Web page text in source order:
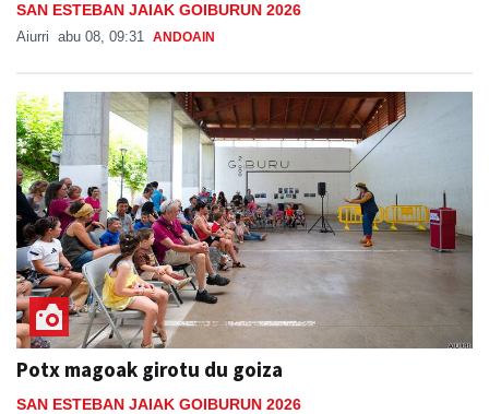
SAN ESTEBAN JAIAK GOIBURUN 2026
Aiurri abu 08, 09:31 ANDOAIN
Potx magoak girotu du goiza
SAN ESTEBAN JAIAK GOIBURUN 2026